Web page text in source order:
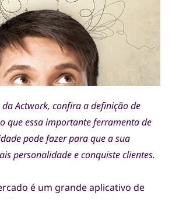
Actwork, confira a definição de
que essa importante ferramenta de
pode fazer para que a sua
personalidade e conquiste clientes.
é um grande aplicativo de